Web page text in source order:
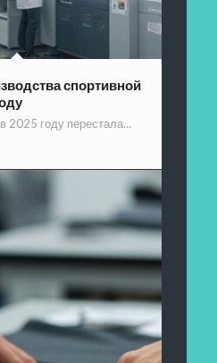
спортивной
2025 году перестала…